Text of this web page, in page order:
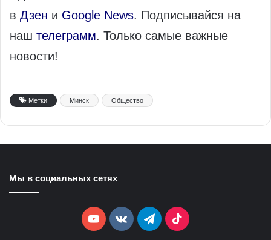
в Дзен и Google News. Подписывайся на
наш телеграмм. Только самые важные
новости!
Метки Минск Общество
Мы в социальных сетях
YouTubevk.comTelegramTikTok